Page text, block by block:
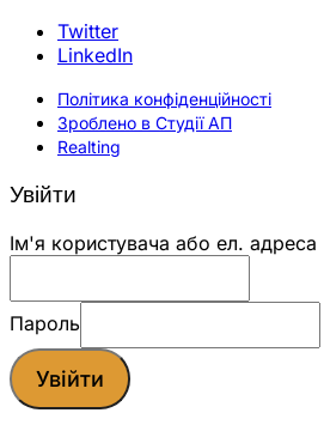
Twitter
LinkedIn
Політика конфіденційності
Зроблено в Студії АП
Realting
Увійти
Ім'я користувача або ел. адреса
Пароль
Увійти